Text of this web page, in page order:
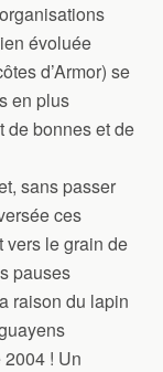
évoluée
d’Armor) se
en plus
de bonnes et de
sans passer
ces
vers le grain de
pauses
raison du lapin
2004 ! Un